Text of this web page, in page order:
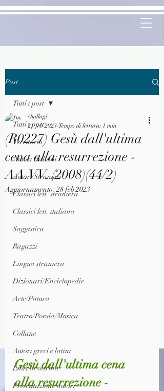
Post
Tutti i post
Territorio
Autori Italiani
Autori Stranieri
Classici lett. straniera
Classici lett. italiana
Saggistica
Ragazzi
Lingua straniera
Dizionari/Enciclopedie
Arte/Pittura
Teatro/Poesia/Musica
Collane
Autori greci e latini
Libri in vetrina
Presentazione autori
Tutti i post
(R0227) Gesù dall'ultima
cena alla resurrezione -
AA.VV. (2008)(44/2)
challagi
21 feb 2023 Tempo di lettura: 1 min
Aggiornamento:28 feb 2023
Gesù dall'ultima cena
alla resurrezione -